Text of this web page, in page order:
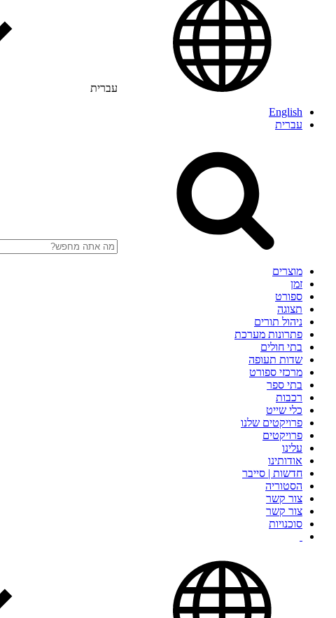
עברית
English
עברית
מוצרים
זמן
ספורט
תצוגה
ניהול תורים
פתרונות מערכת
בתי חולים
שדות תעופה
מרכזי ספורט
בתי ספר
רכבות
כלי שייט
פרויקטים שלנו
פרויקטים
עלינו
אודותינו
חדשות | סייבר
הסטוריה
צור קשר
צור קשר
סוכנויות